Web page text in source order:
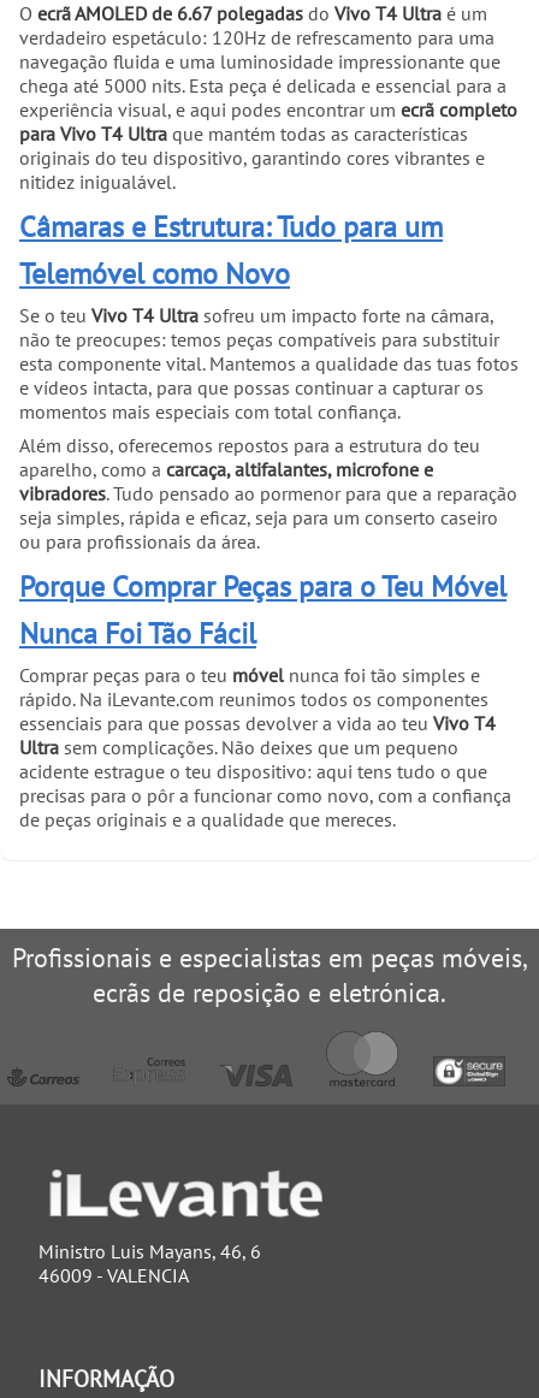
O ecrã AMOLED de 6.67 polegadas do Vivo T4 Ultra é um
verdadeiro espetáculo: 120Hz de refrescamento para uma
navegação fluida e uma luminosidade impressionante que
chega até 5000 nits. Esta peça é delicada e essencial para a
experiência visual, e aqui podes encontrar um ecrã completo
para Vivo T4 Ultra que mantém todas as características
originais do teu dispositivo, garantindo cores vibrantes e
nitidez inigualável.
Câmaras e Estrutura: Tudo para um
Telemóvel como Novo
Se o teu Vivo T4 Ultra sofreu um impacto forte na câmara,
não te preocupes: temos peças compatíveis para substituir
esta componente vital. Mantemos a qualidade das tuas fotos
e vídeos intacta, para que possas continuar a capturar os
momentos mais especiais com total confiança.
Além disso, oferecemos repostos para a estrutura do teu
aparelho, como a carcaça, altifalantes, microfone e
vibradores. Tudo pensado ao pormenor para que a reparação
seja simples, rápida e eficaz, seja para um conserto caseiro
ou para profissionais da área.
Porque Comprar Peças para o Teu Móvel
Nunca Foi Tão Fácil
Comprar peças para o teu móvel nunca foi tão simples e
rápido. Na iLevante.com reunimos todos os componentes
essenciais para que possas devolver a vida ao teu Vivo T4
Ultra sem complicações. Não deixes que um pequeno
acidente estrague o teu dispositivo: aqui tens tudo o que
precisas para o pôr a funcionar como novo, com a confiança
de peças originais e a qualidade que mereces.
Profissionais e especialistas em peças móveis,
ecrãs de reposição e eletrónica.
Ministro Luis Mayans, 46, 6
46009 - VALENCIA
INFORMAÇÃO